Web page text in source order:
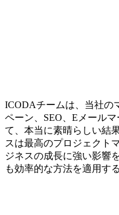
ICODAチームは、当社の
ペーン、SEO、Eメール
て、本当に素晴らしい結
スは最高のプロジェクト
ジネスの成長に強い影響
も効率的な方法を適用する